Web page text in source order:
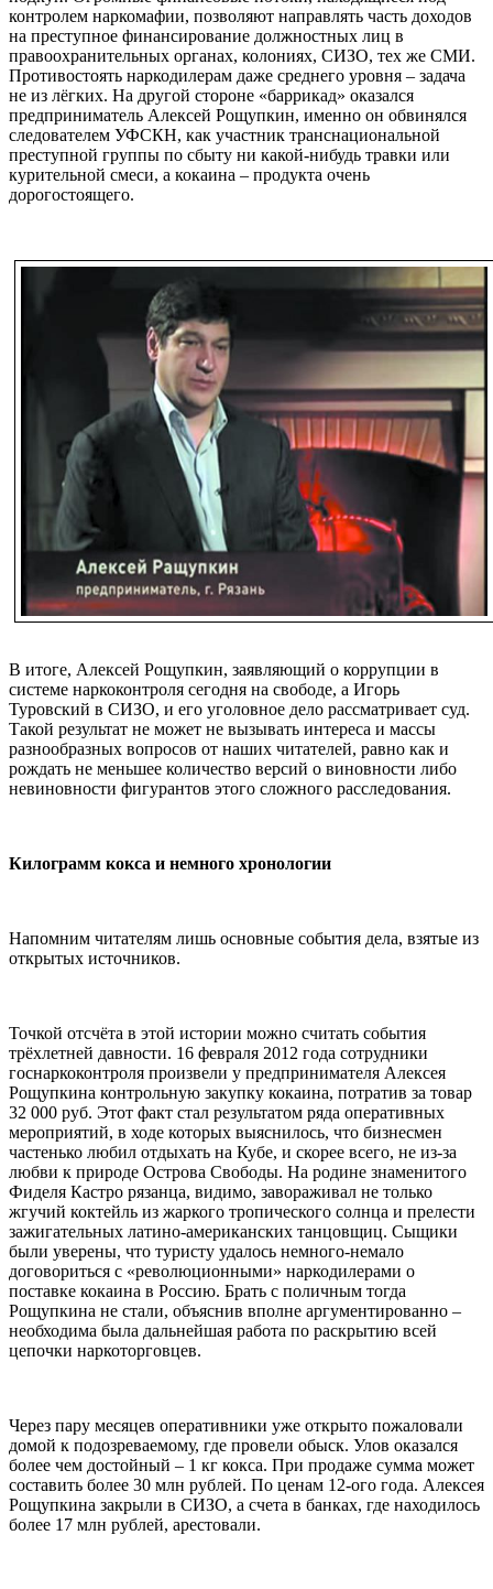
контролем наркомафии, позволяют направлять часть доходов
на преступное финансирование должностных лиц в
правоохранительных органах, колониях, СИЗО, тех же СМИ.
Противостоять наркодилерам даже среднего уровня – задача
не из лёгких. На другой стороне «баррикад» оказался
предприниматель Алексей Рощупкин, именно он обвинялся
следователем УФСКН, как участник транснациональной
преступной группы по сбыту ни какой-нибудь травки или
курительной смеси, а кокаина – продукта очень
дорогостоящего.
В итоге, Алексей Рощупкин, заявляющий о коррупции в
системе наркоконтроля сегодня на свободе, а Игорь
Туровский в СИЗО, и его уголовное дело рассматривает суд.
Такой результат не может не вызывать интереса и массы
разнообразных вопросов от наших читателей, равно как и
рождать не меньшее количество версий о виновности либо
невиновности фигурантов этого сложного расследования.
Килограмм кокса и немного хронологии
Напомним читателям лишь основные события дела, взятые из
открытых источников.
Точкой отсчёта в этой истории можно считать события
трёхлетней давности. 16 февраля 2012 года сотрудники
госнаркоконтроля произвели у предпринимателя Алексея
Рощупкина контрольную закупку кокаина, потратив за товар
32 000 руб. Этот факт стал результатом ряда оперативных
мероприятий, в ходе которых выяснилось, что бизнесмен
частенько любил отдыхать на Кубе, и скорее всего, не из-за
любви к природе Острова Свободы. На родине знаменитого
Фиделя Кастро рязанца, видимо, завораживал не только
жгучий коктейль из жаркого тропического солнца и прелести
зажигательных латино-американских танцовщиц. Сыщики
были уверены, что туристу удалось немного-немало
договориться с «революционными» наркодилерами о
поставке кокаина в Россию. Брать с поличным тогда
Рощупкина не стали, объяснив вполне аргументированно –
необходима была дальнейшая работа по раскрытию всей
цепочки наркоторговцев.
Через пару месяцев оперативники уже открыто пожаловали
домой к подозреваемому, где провели обыск. Улов оказался
более чем достойный – 1 кг кокса. При продаже сумма может
составить более 30 млн рублей. По ценам 12-ого года. Алексея
Рощупкина закрыли в СИЗО, а счета в банках, где находилось
более 17 млн рублей, арестовали.